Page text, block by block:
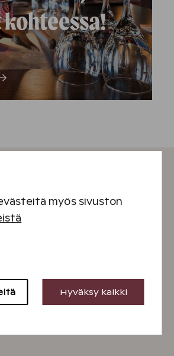
myös sivuston
Hyväksy kaikki